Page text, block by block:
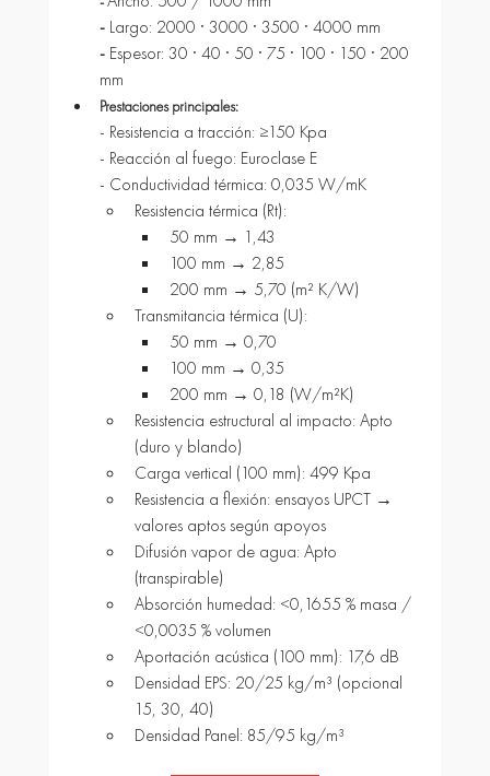
- Largo: 2000 · 3000 · 3500 · 4000 mm
- Espesor: 30 · 40 · 50 · 75 · 100 · 150 · 200
mm
Prestaciones principales:
- Resistencia a tracción: ≥150 Kpa
- Reacción al fuego: Euroclase E
- Conductividad térmica: 0,035 W/mK
Resistencia térmica (Rt):
50 mm → 1,43
100 mm → 2,85
200 mm → 5,70 (m² K/W)
Transmitancia térmica (U):
50 mm → 0,70
100 mm → 0,35
200 mm → 0,18 (W/m²K)
Resistencia estructural al impacto: Apto
(duro y blando)
Carga vertical (100 mm): 499 Kpa
Resistencia a flexión: ensayos UPCT →
valores aptos según apoyos
Difusión vapor de agua: Apto
(transpirable)
Absorción humedad: <0,1655 % masa /
<0,0035 % volumen
Aportación acústica (100 mm): 17,6 dB
Densidad EPS: 20/25 kg/m³ (opcional
15, 30, 40)
Densidad Panel: 85/95 kg/m³